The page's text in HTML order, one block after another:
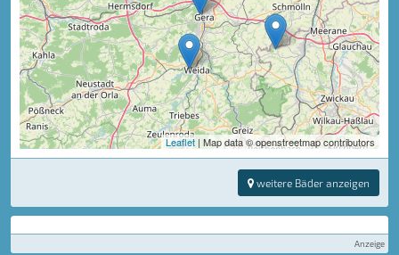
Leaflet | Map data © openstreetmap contributors
weitere Bäder anzeigen
Anzeige